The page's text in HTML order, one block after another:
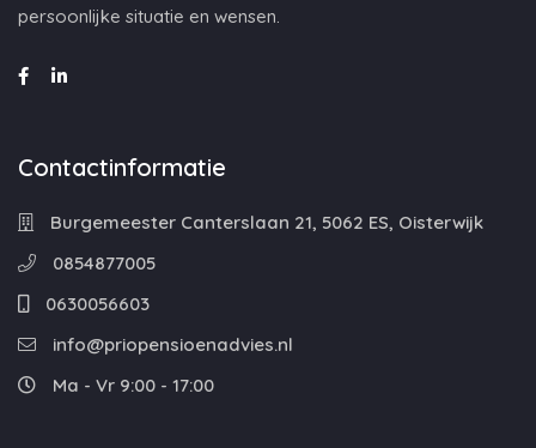
persoonlijke situatie en wensen.
Contactinformatie
Burgemeester Canterslaan 21, 5062 ES, Oisterwijk
0854877005
0630056603
info@priopensioenadvies.nl
Ma - Vr 9:00 - 17:00